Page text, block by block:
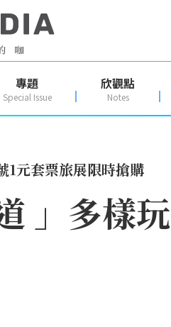
專題
Special Issue
欣觀點
Notes
元套票旅展限時搶購
」多樣